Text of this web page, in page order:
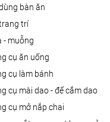
dùng bàn ăn
trang trí
- muỗng
cụ ăn uống
cụ làm bánh
cụ mài dao - đế cắm dao
cụ mở nắp chai